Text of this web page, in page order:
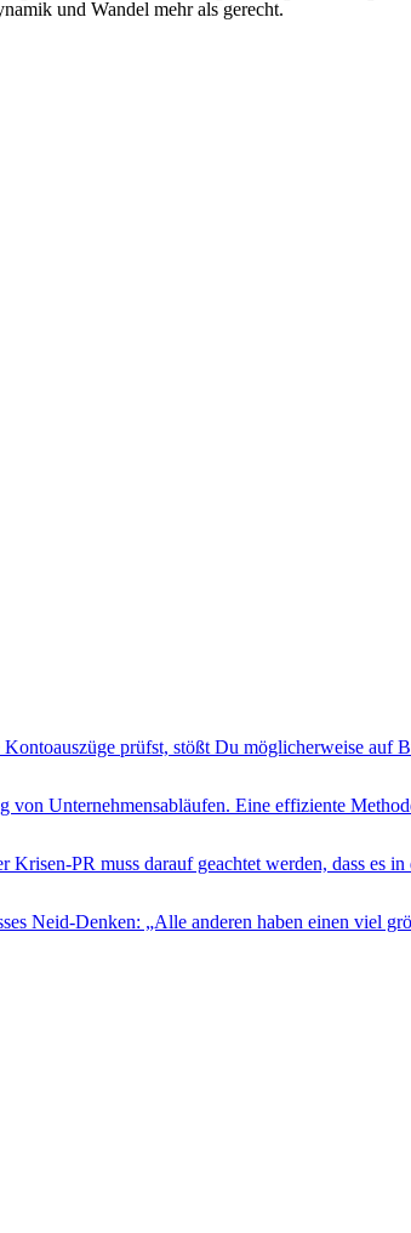
und Wandel mehr als gerecht.
prüfst, stößt Du möglicherweise
Unternehmensabläufen. Eine effiziente
PR muss darauf geachtet werden, dass es
Neid-Denken: „Alle anderen haben einen viel